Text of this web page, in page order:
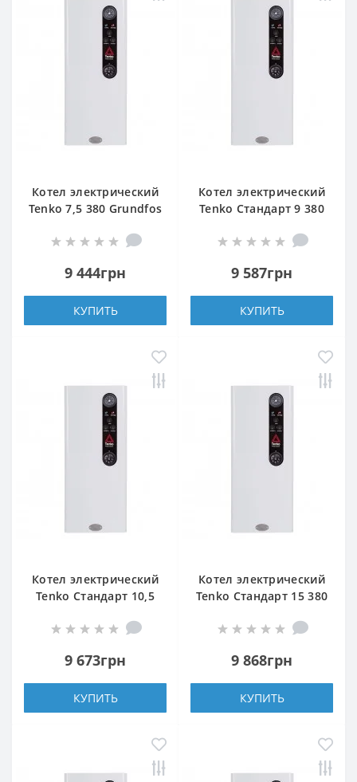
Котел электрический
Tenko 7,5 380 Grundfos
9 444грн
КУПИТЬ
Котел электрический
Tenko Стандарт 9 380
9 587грн
КУПИТЬ
Котел электрический
Tenko Стандарт 10,5
9 673грн
КУПИТЬ
Котел электрический
Tenko Стандарт 15 380
9 868грн
КУПИТЬ